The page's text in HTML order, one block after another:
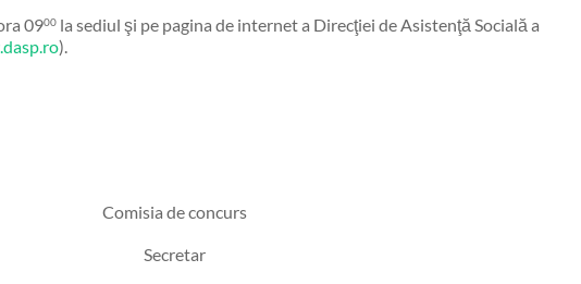
0900 la sediul şi pe pagina de internet a Direcţiei de Asistenţă Socială a
).
Comisia de concurs
Secretar